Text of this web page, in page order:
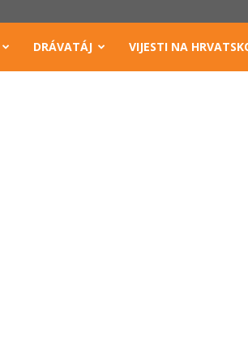
DRÁVATÁJ VIJESTI NA